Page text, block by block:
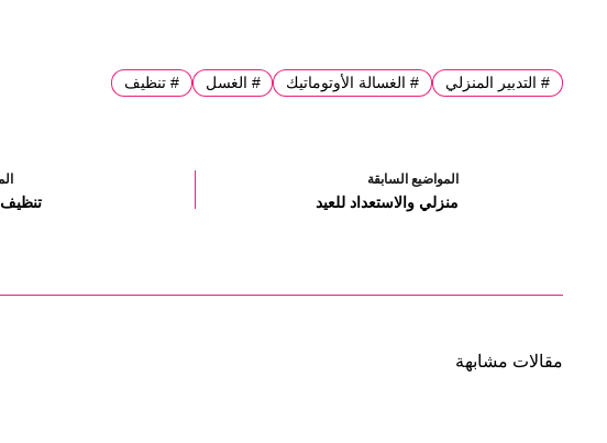
#التدبير المنزلي #الغسالة الأوتوماتيك # الغسل # تنظيف
المواضيع السابقة
منزلي والاستعداد للعيد
ال
تنظيف
مقالات مشابهة